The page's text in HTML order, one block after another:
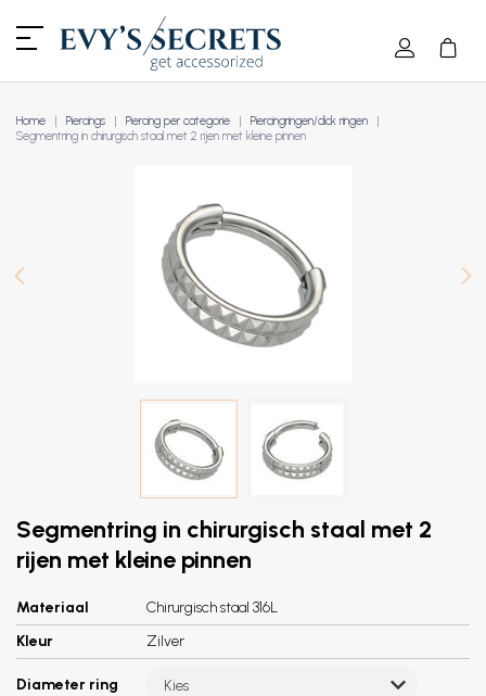
Home Piercings Piercing per categorie
Piercingringen/click ringen
Segmentring in chirurgisch staal met 2 rijen met kleine pinnen
Segmentring in chirurgisch staal met 2
rijen met kleine pinnen
Materiaal
Chirurgisch staal 316L
Kleur
Zilver
Diameter ring Kies